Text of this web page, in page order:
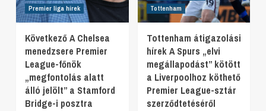
Premier liga hírek
Következő A Chelsea
menedzsere Premier
League-főnök
„megfontolás alatt
álló jelölt” a Stamford
Bridge-i posztra
Tottenham
Tottenham átigazolási
hírek A Spurs „elvi
megállapodást” kötött
a Liverpoolhoz köthető
Premier League-sztár
szerződtetéséről